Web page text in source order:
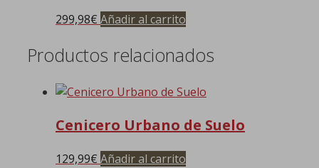
299,98€ Añadir al carrito
Productos relacionados
Cenicero Urbano de Suelo
129,99€ Añadir al carrito